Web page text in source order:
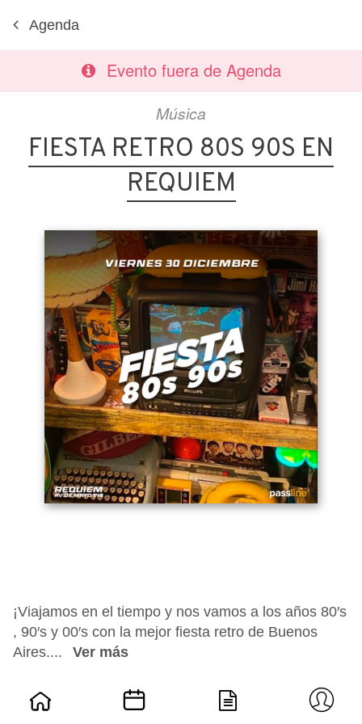
Agenda
Evento fuera de Agenda
Música
FIESTA RETRO 80S 90S EN
REQUIEM
¡Viajamos en el tiempo y nos vamos a los años 80′s
, 90′s y 00′s con la mejor fiesta retro de Buenos
Aires....
Ver más